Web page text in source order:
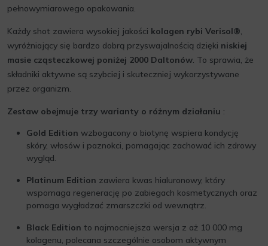
pełnowymiarowego opakowania.
Każdy shot zawiera wysokiej jakości kolagen rybi Verisol®,
wyróżniający się bardzo dobrą przyswajalnością dzięki niskiej
masie cząsteczkowej poniżej 2000 Daltonów. To sprawia, że
składniki aktywne są szybciej i skuteczniej wykorzystywane
przez organizm.
Zestaw obejmuje trzy warianty o różnym działaniu :
Gold Edition wzbogacony o biotynę wspiera kondycję
skóry, włosów i paznokci, pomagając zachować ich zdrowy
wygląd.
Platinum Edition zawiera kwas hialuronowy, który
wspomaga regenerację po zabiegach kosmetycznych oraz
pomaga wygładzać zmarszczki od wewnątrz.
Black Edition to najmocniejsza wersja z aż 10 000 mg
kolagenu, polecana szczególnie osobom aktywnym